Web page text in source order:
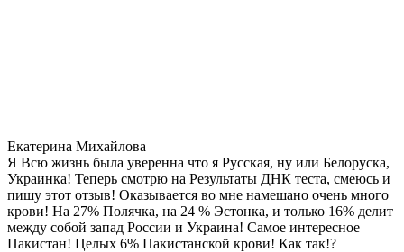
Екатерина Михайлова
Я Всю жизнь была уверенна что я Русская, ну или Белоруска,
Украинка! Теперь смотрю на Результаты ДНК теста, смеюсь и
пишу этот отзыв! Оказывается во мне намешано очень много
крови! На 27% Полячка, на 24 % Эстонка, и только 16% делит
между собой запад России и Украина! Самое интересное
Пакистан! Целых 6% Пакистанской крови! Как так!?